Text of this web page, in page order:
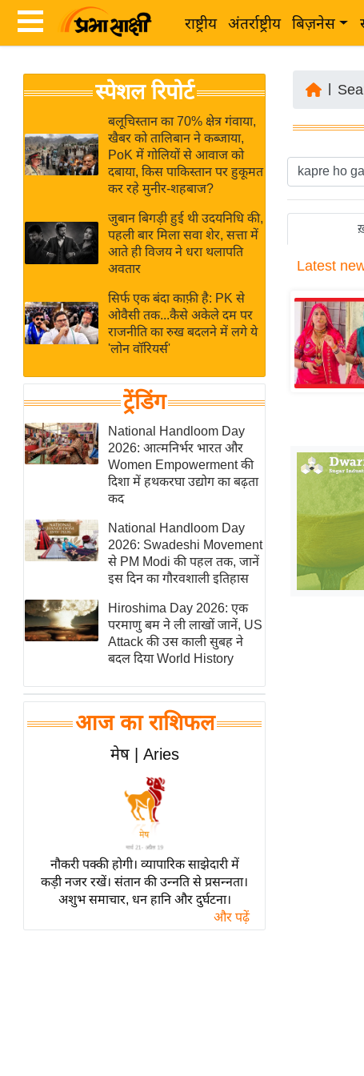
राष्ट्रीय अंतर्राष्ट्रीय बिज़नेस
News
Hindi
Hindi
Live
News in
Hindi
News
Hindi
Videos
ब
र
अंतर्राष्ट्रीय
बिज़नेस
उद्योग
विशेषज्ञ
राय
खेल
क्रिकेट
IPL
2026
मिसाल बेमिसाल
शख्सियत
यंग इंडिया
साहित्य जगत
ऑटो वर्ल्ड
न्यूज ब्रीफ
बॉलीवुड
हॉलीवुड
फिल्म समीक्षा
लाइफस्टाइल
टेक्नॉलॉजी
ब्यूटी/फैशन
घरेलू नुस्खे
स्पेशल रिपोर्ट
बलूचिस्तान का 70% क्षेत्र गंवाया,
खैबर को तालिबान ने कब्जाया,
PoK में गोलियों से आवाज को
दबाया, किस पाकिस्तान पर हुकूमत
कर रहे मुनीर-शहबाज?
जुबान बिगड़ी हुई थी उदयनिधि की,
पहली बार मिला सवा शेर, सत्ता में
आते ही विजय ने धरा थलापति
अवतार
सिर्फ एक बंदा काफ़ी है: PK से
ओवैसी तक...कैसे अकेले दम पर
राजनीति का रुख बदलने में लगे ये
'लोन वॉरियर्स'
ट्रेंडिंग
National Handloom Day
2026: आत्मनिर्भर भारत और
Women Empowerment की
दिशा में हथकरघा उद्योग का बढ़ता
कद
National Handloom Day
2026: Swadeshi Movement
से PM Modi की पहल तक, जानें
इस दिन का गौरवशाली इतिहास
Hiroshima Day 2026: एक
परमाणु बम ने ली लाखों जानें, US
Attack की उस काली सुबह ने
बदल दिया World History
आज का राशिफल
मेष | Aries
नौकरी पक्की होगी। व्यापारिक साझेदारी में
कड़ी नजर रखें। संतान की उन्नति से प्रसन्नता।
अशुभ समाचार, धन हानि और दुर्घटना।
और पढ़ें
Latest